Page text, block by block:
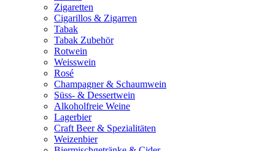
Zigaretten
Cigarillos & Zigarren
Tabak
Tabak Zubehör
Rotwein
Weisswein
Rosé
Champagner & Schaumwein
Süss- & Dessertwein
Alkoholfreie Weine
Lagerbier
Craft Beer & Spezialitäten
Weizenbier